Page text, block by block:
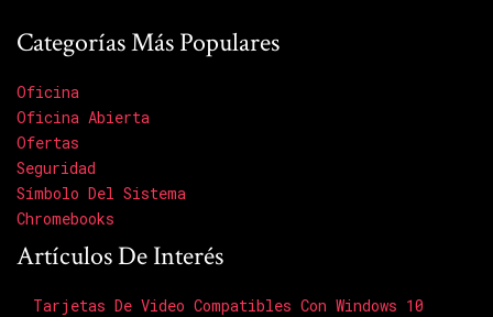
Categorías Más Populares
Oficina
Oficina Abierta
Ofertas
Seguridad
Símbolo Del Sistema
Chromebooks
Artículos De Interés
Tarjetas De Video Compatibles Con Windows 10